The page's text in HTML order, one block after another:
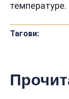
температуре.
Тагови: